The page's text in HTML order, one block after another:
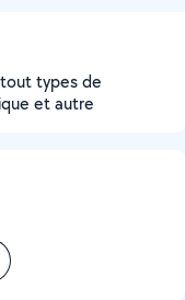
types de
et autre